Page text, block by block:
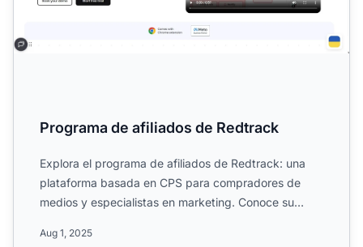
Programa de afiliados de Redtrack
Explora el programa de afiliados de Redtrack: una
plataforma basada en CPS para compradores de
medios y especialistas en marketing. Conoce su
Aug 1, 2025